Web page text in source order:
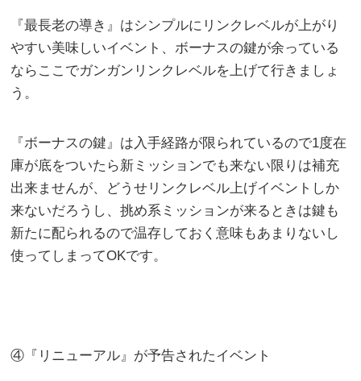
『最長老の導き』はシンプルにリンクレベルが上がり
やすい美味しいイベント、ボーナスの鍵が余っている
ならここでガンガンリンクレベルを上げて行きましょ
う。
『ボーナスの鍵』は入手経路が限られているので1度在
庫が底をついたら新ミッションでも来ない限りは補充
出来ませんが、どうせリンクレベル上げイベントしか
来ないだろうし、挑め系ミッションが来るときは鍵も
新たに配られるので温存しておく意味もあまりないし
使ってしまってOKです。
④『リニューアル』が予告されたイベント